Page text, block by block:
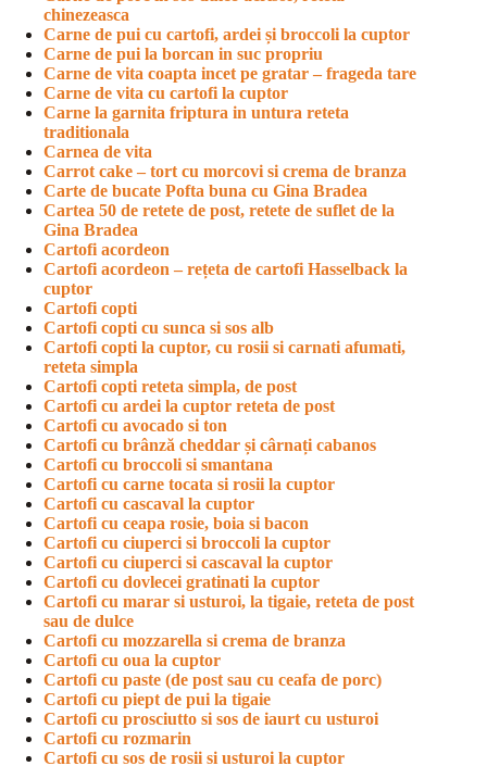
chinezeasca
Carne de pui cu cartofi, ardei și broccoli la cuptor
Carne de pui la borcan in suc propriu
Carne de vita coapta incet pe gratar – frageda tare
Carne de vita cu cartofi la cuptor
Carne la garnita friptura in untura reteta
traditionala
Carnea de vita
Carrot cake – tort cu morcovi si crema de branza
Carte de bucate Pofta buna cu Gina Bradea
Cartea 50 de retete de post, retete de suflet de la
Gina Bradea
Cartofi acordeon
Cartofi acordeon – rețeta de cartofi Hasselback la
cuptor
Cartofi copti
Cartofi copti cu sunca si sos alb
Cartofi copti la cuptor, cu rosii si carnati afumati,
reteta simpla
Cartofi copti reteta simpla, de post
Cartofi cu ardei la cuptor reteta de post
Cartofi cu avocado si ton
Cartofi cu brânză cheddar și cârnați cabanos
Cartofi cu broccoli si smantana
Cartofi cu carne tocata si rosii la cuptor
Cartofi cu cascaval la cuptor
Cartofi cu ceapa rosie, boia si bacon
Cartofi cu ciuperci si broccoli la cuptor
Cartofi cu ciuperci si cascaval la cuptor
Cartofi cu dovlecei gratinati la cuptor
Cartofi cu marar si usturoi, la tigaie, reteta de post
sau de dulce
Cartofi cu mozzarella si crema de branza
Cartofi cu oua la cuptor
Cartofi cu paste (de post sau cu ceafa de porc)
Cartofi cu piept de pui la tigaie
Cartofi cu prosciutto si sos de iaurt cu usturoi
Cartofi cu rozmarin
Cartofi cu sos de rosii si usturoi la cuptor